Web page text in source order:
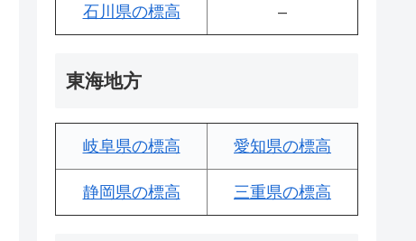
石川県の標高 –
東海地方
岐阜県の標高 愛知県の標高
静岡県の標高 三重県の標高